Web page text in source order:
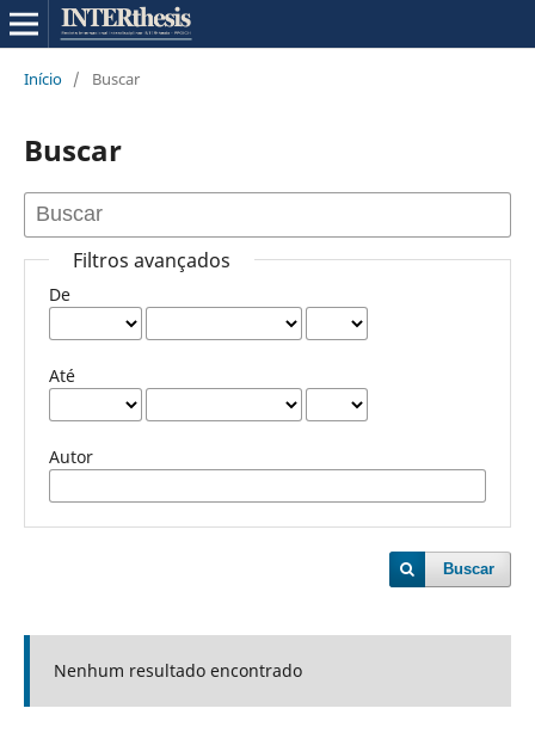
Início / Buscar
Buscar
Filtros avançados
De
Até
Autor
Buscar
Nenhum resultado encontrado